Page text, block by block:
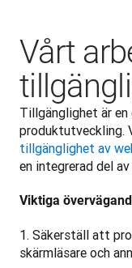
Vårt
Tillgänglighet är en
produktutveckling.
tillgänglighet av
en integrerad del
Viktiga
1. Säkerställ att
skärmläsare och